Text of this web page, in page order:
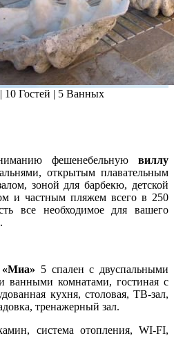
| 10 Гостей | 5 Ванных
фешенебельную виллу
открытым плавательным
зоной для барбекю, детской
и частным пляжем всего в 250
все необходимое для вашего
5 спален с двуспальными
ванными комнатами, гостиная с
кухня, столовая, ТВ-зал,
тренажерный зал.
система отопления, WI-FI,